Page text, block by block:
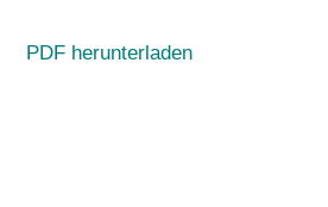
PDF herunterladen